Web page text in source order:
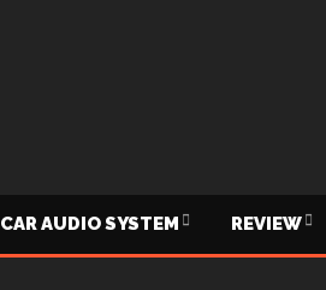
CAR AUDIO SYSTEM REVIEW